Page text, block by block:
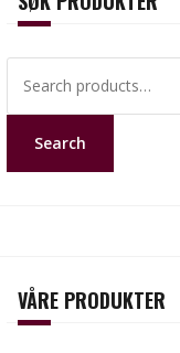
for:
Search
VÅRE PRODUKTER